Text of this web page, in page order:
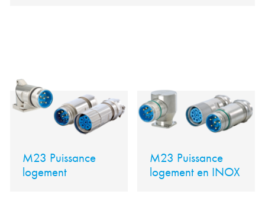
M23 Puissance
logement
M23 Puissance
logement en INOX